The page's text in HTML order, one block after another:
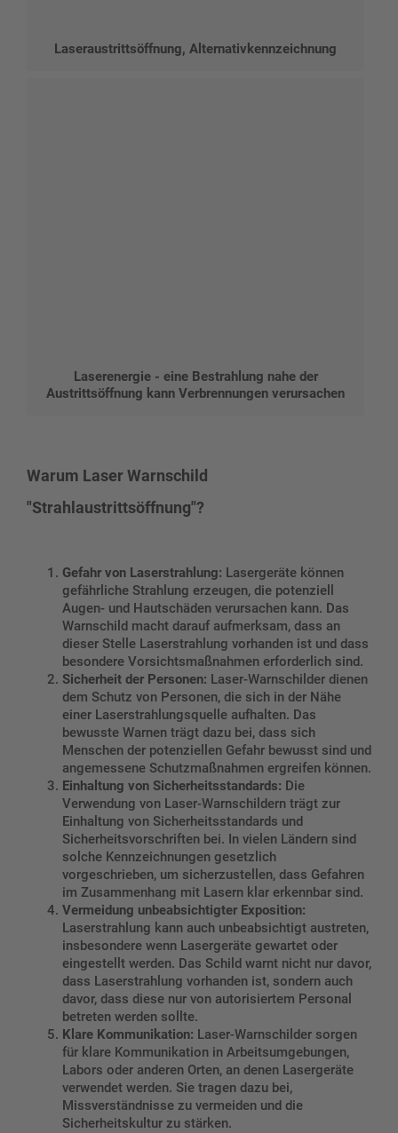
Laseraustrittsöffnung, Alternativkennzeichnung
Laserenergie - eine Bestrahlung nahe der
Austrittsöffnung kann Verbrennungen verursachen
Warum Laser Warnschild
"Strahlaustrittsöffnung"?
Gefahr von Laserstrahlung: Lasergeräte können
gefährliche Strahlung erzeugen, die potenziell
Augen- und Hautschäden verursachen kann. Das
Warnschild macht darauf aufmerksam, dass an
dieser Stelle Laserstrahlung vorhanden ist und dass
besondere Vorsichtsmaßnahmen erforderlich sind.
Sicherheit der Personen: Laser-Warnschilder dienen
dem Schutz von Personen, die sich in der Nähe
einer Laserstrahlungsquelle aufhalten. Das
bewusste Warnen trägt dazu bei, dass sich
Menschen der potenziellen Gefahr bewusst sind und
angemessene Schutzmaßnahmen ergreifen können.
Einhaltung von Sicherheitsstandards: Die
Verwendung von Laser-Warnschildern trägt zur
Einhaltung von Sicherheitsstandards und
Sicherheitsvorschriften bei. In vielen Ländern sind
solche Kennzeichnungen gesetzlich
vorgeschrieben, um sicherzustellen, dass Gefahren
im Zusammenhang mit Lasern klar erkennbar sind.
Vermeidung unbeabsichtigter Exposition:
Laserstrahlung kann auch unbeabsichtigt austreten,
insbesondere wenn Lasergeräte gewartet oder
eingestellt werden. Das Schild warnt nicht nur davor,
dass Laserstrahlung vorhanden ist, sondern auch
davor, dass diese nur von autorisiertem Personal
betreten werden sollte.
Klare Kommunikation: Laser-Warnschilder sorgen
für klare Kommunikation in Arbeitsumgebungen,
Labors oder anderen Orten, an denen Lasergeräte
verwendet werden. Sie tragen dazu bei,
Missverständnisse zu vermeiden und die
Sicherheitskultur zu stärken.